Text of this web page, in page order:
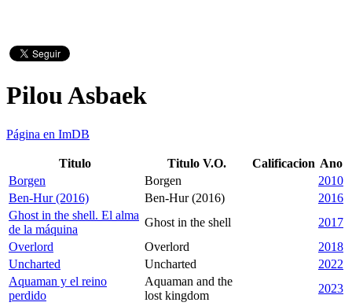
Pilou Asbaek
Página en ImDB
Titulo Titulo V.O. Calificacion Ano
Borgen
Borgen
2010
Ben-Hur (2016)
Ben-Hur (2016)
2016
Ghost in the shell. El alma
de la máquina
Ghost in the shell
2017
Overlord
Overlord
2018
Uncharted
Uncharted
2022
Aquaman y el reino
perdido
Aquaman and the
lost kingdom
2023